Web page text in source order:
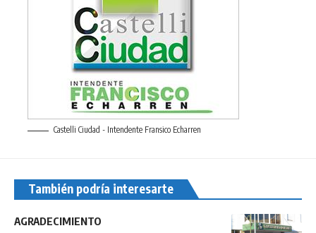
Castelli Ciudad - Intendente Fransico Echarren
También podría interesarte
AGRADECIMIENTO